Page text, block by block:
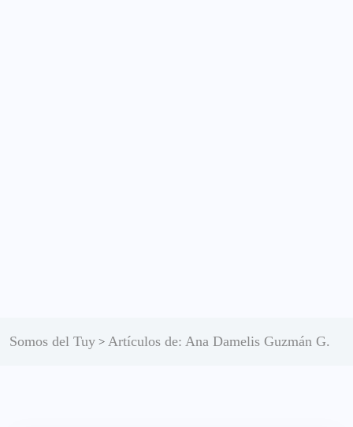
Somos del Tuy > Artículos de: Ana Damelis Guzmán G.